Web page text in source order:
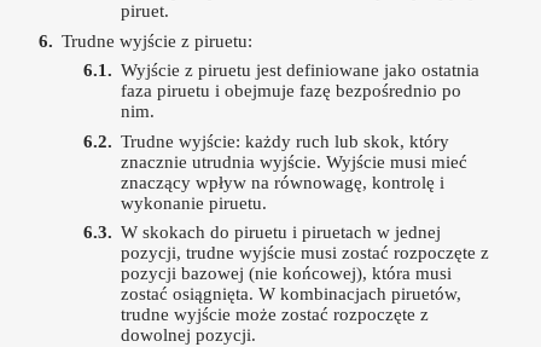
piruet.
Trudne wyjście z piruetu:
Wyjście z piruetu jest definiowane jako ostatnia
faza piruetu i obejmuje fazę bezpośrednio po
nim.
Trudne wyjście: każdy ruch lub skok, który
znacznie utrudnia wyjście. Wyjście musi mieć
znaczący wpływ na równowagę, kontrolę i
wykonanie piruetu.
W skokach do piruetu i piruetach w jednej
pozycji, trudne wyjście musi zostać rozpoczęte z
pozycji bazowej (nie końcowej), która musi
zostać osiągnięta. W kombinacjach piruetów,
trudne wyjście może zostać rozpoczęte z
dowolnej pozycji.